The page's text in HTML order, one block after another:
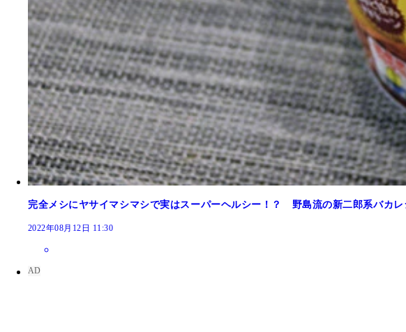
独創的な料理を続々と開発している野島慎一郎氏
完全メシにヤサイマシマシで実はスーパーヘルシー！？ 野島流の新二郎系バカ
2022年08月12日 11:30